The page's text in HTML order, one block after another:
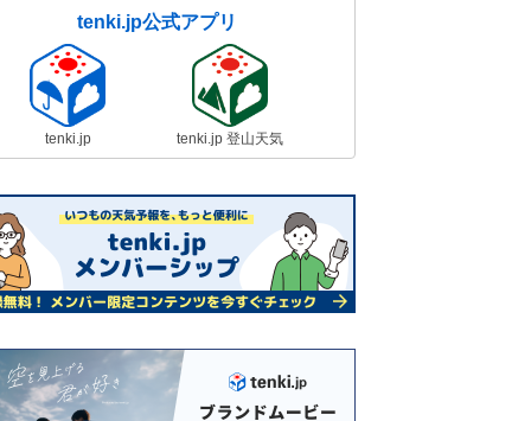
tenki.jp公式アプリ
tenki.jp tenki.jp 登山天気